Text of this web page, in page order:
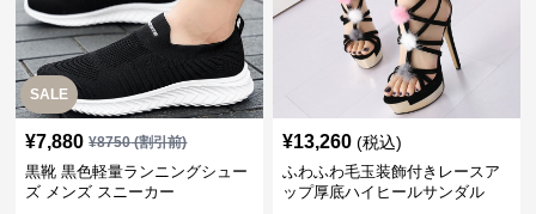
SALE
¥7,880 ¥8750(割引前)
黒靴 黒色軽量ランニングシュー
ズ メンズ スニーカー
¥13,260 (税込)
ふわふわ毛玉装飾付きレースア
ップ厚底ハイヒールサンダル